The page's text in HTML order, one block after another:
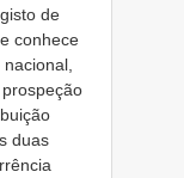
de
conhece
duas